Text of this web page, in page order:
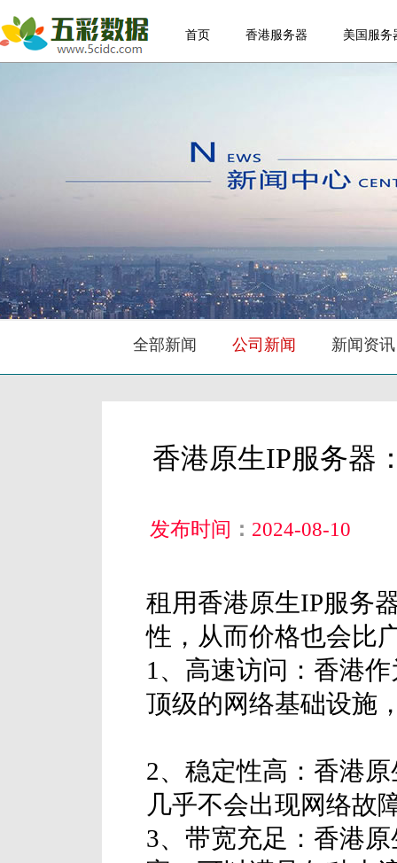
首页 香港服务器 美国服务
全部新闻 公司新闻 新闻资讯
香港原生IP服务器
发布时间 ： 2024-08-10
租用香港原生IP服务
性，从而价格也会比
1、高速访问：香港
顶级的网络基础设施
2、稳定性高：香港
几乎不会出现网络故
3、带宽充足：香港